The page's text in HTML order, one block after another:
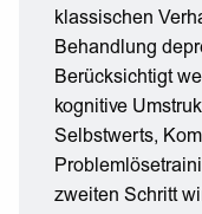
klassischen
Behandlung
Berücksichtigt
kognitive
Selbstwerts,
zweiten Schritt